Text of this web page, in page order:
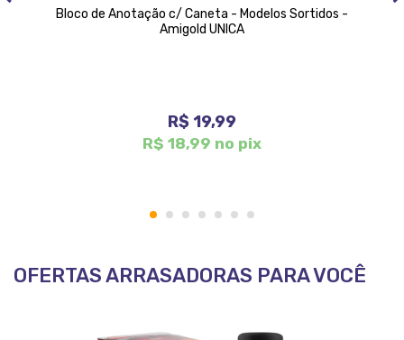
Bloco de Anotação c/ Caneta - Modelos Sortidos -
Amigold UNICA
R$ 19,99
R$ 18,99 no pix
1 2 3 4 5 6 7
OFERTAS ARRASADORAS PARA VOCÊ